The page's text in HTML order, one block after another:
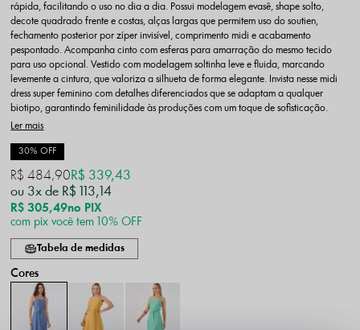
rápida, facilitando o uso no dia a dia. Possui modelagem evasê, shape solto,
decote quadrado frente e costas, alças largas que permitem uso do soutien,
fechamento posterior por zíper invisível, comprimento midi e acabamento
pespontado. Acompanha cinto com esferas para amarração do mesmo tecido
para uso opcional. Vestido com modelagem soltinha leve e fluida, marcando
levemente a cintura, que valoriza a silhueta de forma elegante. Invista nesse midi
dress super feminino com detalhes diferenciados que se adaptam a qualquer
biotipo, garantindo feminilidade às produções com um toque de sofisticação.
Ler mais
30% OFF
R$ 305,49no PIX
R$ 484,90R$ 339,43
3x
R$ 113,14
com pix você tem 10% OFF
Tabela de medidas